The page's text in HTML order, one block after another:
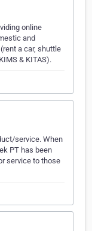
online
and
a car, shuttle
& KITAS).
service. When
PT has been
service to those